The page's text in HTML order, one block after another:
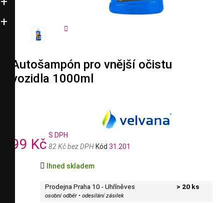


Autošampón pro vnější očistu
vozidla 1000ml
99 Kč
S DPH
82 Kč bez DPH Kód 31.201
 Ihned skladem
Prodejna Praha 10 - Uhříněves
osobní odběr • odesílání zásilek
> 20 ks